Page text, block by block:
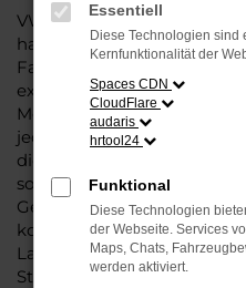
VW Touran
hat einen vergleichsweise
Fahrten in und um
existieren schlichtweg
Modell das Wasser
jeder Modellgeneration
die vielfältigen
sowie die zahlreichen
Gebrauchtwagen für
kompletter nicht sein
Langlebigkeit und einen
Steinböhmer kommt hinzu,
Essentiell
Diese Technologien sind
Kernfunktionalität der
Spaces CDN
CloudFlare
audaris
hrtool24
Funktional
Diese Technologien
der Webseite. Services
Maps, Chats,
werden aktiviert.